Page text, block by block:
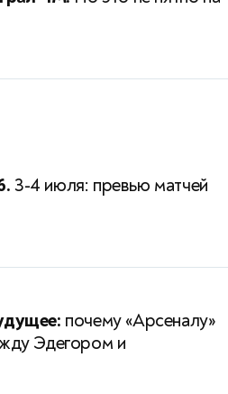
3-4 июля: превью матчей
почему «Арсеналу»
Эдегором и